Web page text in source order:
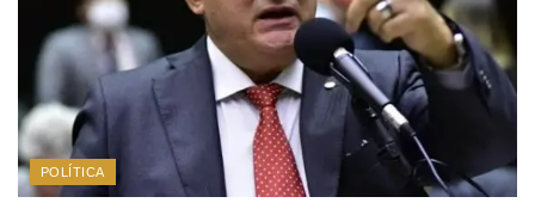
POLÍTICA